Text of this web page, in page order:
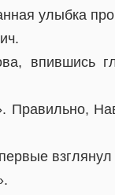
улыбка
впившись